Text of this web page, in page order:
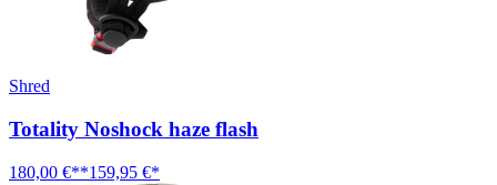
Shred
Totality Noshock haze flash
180,00 €**159,95 €*